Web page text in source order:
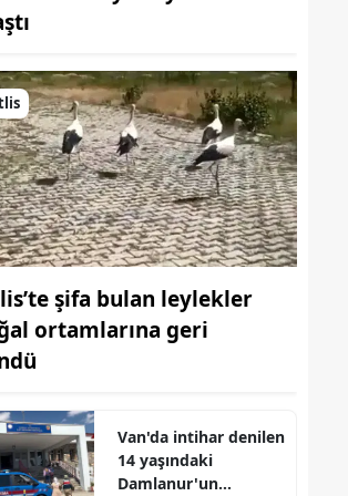
Bingöl
Bitlis
Bolu
Burdur
Bursa
Çanakkale
Çankırı
Denizli
Diyarbakır
şifa bulan leylekler
ortamlarına geri
Van'da intihar denilen
14 yaşındaki
Damlanur'un